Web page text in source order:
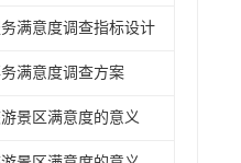
满意度调查指标设计
满意度调查方案
景区满意度的意义